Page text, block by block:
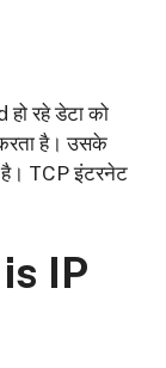
रहे डेटा को
है। उसके
है। TCP इंटरनेट
IP